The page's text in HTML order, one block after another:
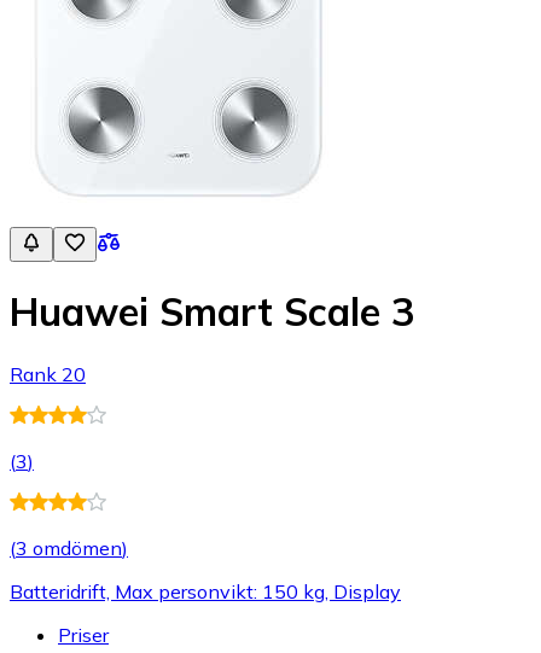
Huawei Smart Scale 3
Rank 20
(3)
(3 omdömen)
Batteridrift, Max personvikt: 150 kg, Display
Priser